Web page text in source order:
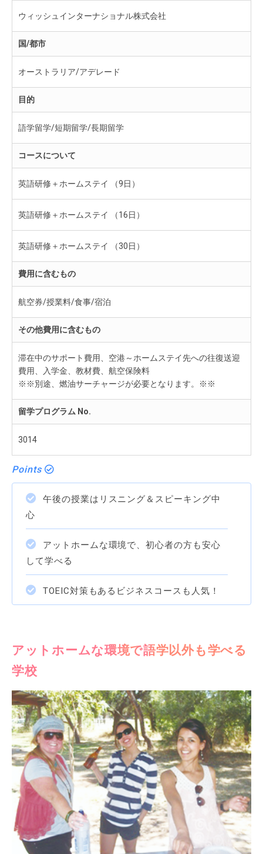
ウィッシュインターナショナル株式会社
国/都市
オーストラリア/アデレード
目的
語学留学/短期留学/長期留学
コースについて
英語研修＋ホームステイ （9日）
英語研修＋ホームステイ （16日）
英語研修＋ホームステイ （30日）
費用に含むもの
航空券/授業料/食事/宿泊
その他費用に含むもの
滞在中のサポート費用、空港～ホームステイ先への往復送迎
費用、入学金、教材費、航空保険料
※※別途、燃油サーチャージが必要となります。※※
留学プログラム No.
3014
Points
午後の授業はリスニング＆スピーキング中
心
アットホームな環境で、初心者の方も安心
して学べる
TOEIC対策もあるビジネスコースも人気！
アットホームな環境で語学以外も学べる
学校